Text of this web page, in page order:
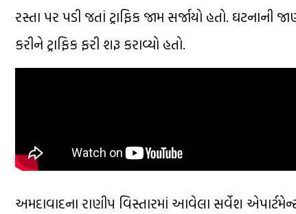
રસ્તા પર પડી જતાં ટ્રાફિક જામ સર્જાયો હતો.
કરીને ટ્રાફિક ફરી શરૂ કરાવ્યો હતો.
અમદાવાદના રાણીપ વિસ્તારમાં આવેલા સર્વેશ